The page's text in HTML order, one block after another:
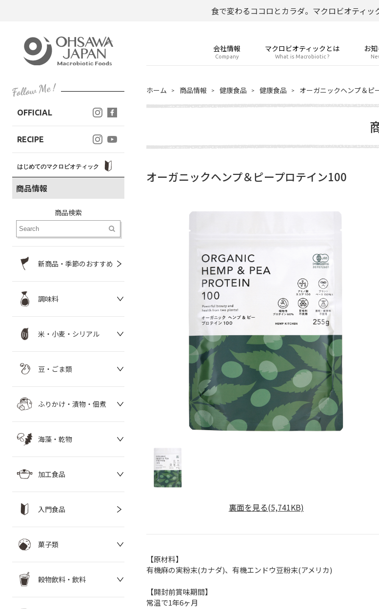
食で変わるココロとカラダ。マクロビオティッ
会社情報
Company
マクロビオティックとは
What is Macrobiotic ?
お
OFFICIAL
RECIPE
はじめてのマクロビオティック
商品情報
商品検索
新商品・季節のおすすめ
調味料
米・小麦・シリアル
豆・ごま類
ふりかけ・漬物・佃煮
海藻・乾物
加工食品
入門食品
菓子類
穀物飲料・飲料
ホーム 商品情報 健康食品 健康食品 オーガニックヘンプ＆ピ
オーガニックヘンプ＆ピープロテイン100
裏面を見る(5,741KB)
【原材料】
有機麻の実粉末(カナダ)、有機エンドウ豆粉末(アメリカ)
【開封前賞味期間】
常温で1年6ヶ月